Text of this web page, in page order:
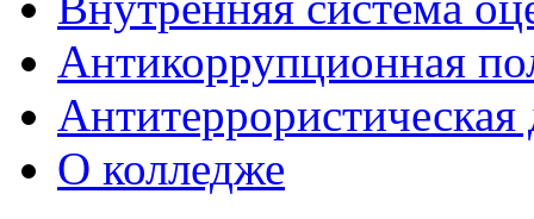
Антикоррупционная
Антитеррористическая
О колледже